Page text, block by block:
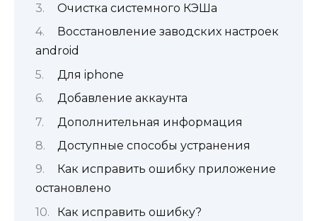
Очистка системного КЭШа
Восстановление заводских настроек
android
Для iphone
Добавление аккаунта
Дополнительная информация
Доступные способы устранения
Как исправить ошибку приложение
остановлено
Как исправить ошибку?